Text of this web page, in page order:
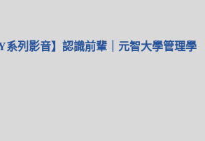
系列影音】認識前輩｜元智大學管理學